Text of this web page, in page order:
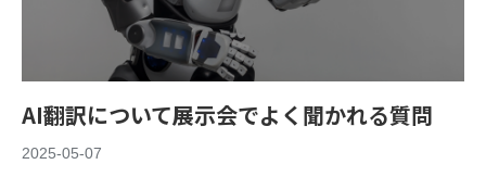
AI翻訳について展示会でよく聞かれる質問
2025-05-07